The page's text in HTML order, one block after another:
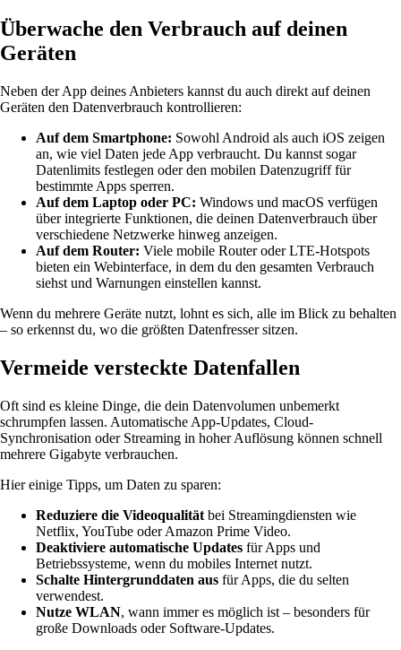
Überwache den Verbrauch auf deinen
Geräten
Neben der App deines Anbieters kannst du auch direkt auf deinen
Geräten den Datenverbrauch kontrollieren:
Auf dem Smartphone: Sowohl Android als auch iOS zeigen
an, wie viel Daten jede App verbraucht. Du kannst sogar
Datenlimits festlegen oder den mobilen Datenzugriff für
bestimmte Apps sperren.
Auf dem Laptop oder PC: Windows und macOS verfügen
über integrierte Funktionen, die deinen Datenverbrauch über
verschiedene Netzwerke hinweg anzeigen.
Auf dem Router: Viele mobile Router oder LTE-Hotspots
bieten ein Webinterface, in dem du den gesamten Verbrauch
siehst und Warnungen einstellen kannst.
Wenn du mehrere Geräte nutzt, lohnt es sich, alle im Blick zu behalten
– so erkennst du, wo die größten Datenfresser sitzen.
Vermeide versteckte Datenfallen
Oft sind es kleine Dinge, die dein Datenvolumen unbemerkt
schrumpfen lassen. Automatische App-Updates, Cloud-
Synchronisation oder Streaming in hoher Auflösung können schnell
mehrere Gigabyte verbrauchen.
Hier einige Tipps, um Daten zu sparen:
Reduziere die Videoqualität bei Streamingdiensten wie
Netflix, YouTube oder Amazon Prime Video.
Deaktiviere automatische Updates für Apps und
Betriebssysteme, wenn du mobiles Internet nutzt.
Schalte Hintergrunddaten aus für Apps, die du selten
verwendest.
Nutze WLAN, wann immer es möglich ist – besonders für
große Downloads oder Software-Updates.